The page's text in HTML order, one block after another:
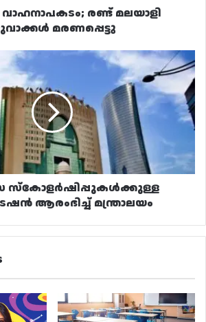
രണ്ട് മലയാളി
മരണപ്പെട്ടു
സ്‌കോളർഷിപ്പുകൾക്കുള്ള
ആരംഭിച്ച് മന്ത്രാലയം